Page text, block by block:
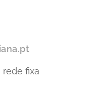
rede fixa